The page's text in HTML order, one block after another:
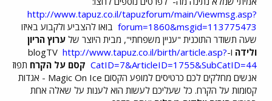
http://www.tapuz.co.il/tapuzforum/main/Viewmsg.asp?
forum=1860&msgid=113775473 בואו להצביע ולקבוע באיזו
שעה תשודר התוכנית "עניין משפחתי", מבית היוצר של ערוץ הריון
ולידה ו-blogTVhttp://www.tapuz.co.il/birth/article.asp?
CatID=7&ArticleID=1755&SubCatID=44 קסם על הקרח תפוז
אנשים מחלקים לכם כרטיסים למופע הקסום Magic On Ice - אגדות
קסומות על הקרח. כל שעליכם לעשות הוא לענות על שאלה אחת